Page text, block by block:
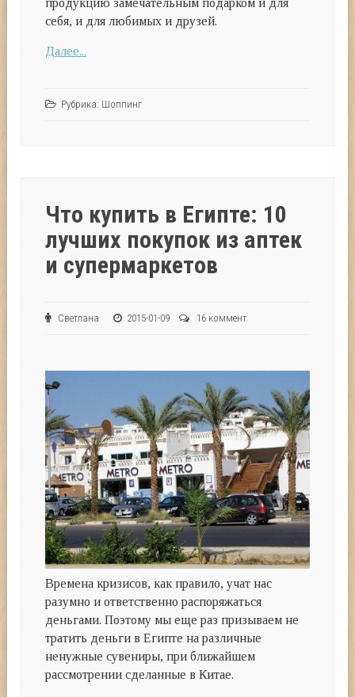
продукцию замечательным подарком и для
себя, и для любимых и друзей.
Далее...
Рубрика: Шоппинг
Что купить в Египте: 10
лучших покупок из аптек
и супермаркетов
Светлана 2015-01-09 16 коммент.
Времена кризисов, как правило, учат нас
разумно и ответственно распоряжаться
деньгами. Поэтому мы еще раз призываем не
тратить деньги в Египте на различные
ненужные сувениры, при ближайшем
рассмотрении сделанные в Китае.